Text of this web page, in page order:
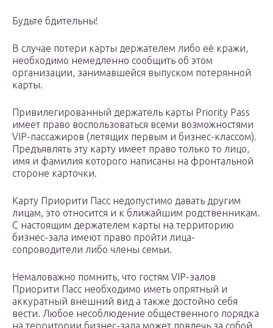
Будьте бдительны!
В случае потери карты держателем либо её кражи,
необходимо немедленно сообщить об этом
организации, занимавшейся выпуском потерянной
карты.
Привилегированный держатель карты Priority Pass
имеет право воспользоваться всеми возможностями
VIP-пассажиров (летящих первым и бизнес-классом).
Предъявлять эту карту имеет право только то лицо,
имя и фамилия которого написаны на фронтальной
стороне карточки.
Карту Приорити Пасс недопустимо давать другим
лицам, это относится и к ближайшим родственникам.
С настоящим держателем карты на территорию
бизнес-зала имеют право пройти лица-
сопроводители либо члены семьи.
Немаловажно помнить, что гостям VIP-залов
Приорити Пасс необходимо иметь опрятный и
аккуратный внешний вид а также достойно себя
вести. Любое несоблюдение общественного порядка
на территории бизнес-зала может повлечь за собой